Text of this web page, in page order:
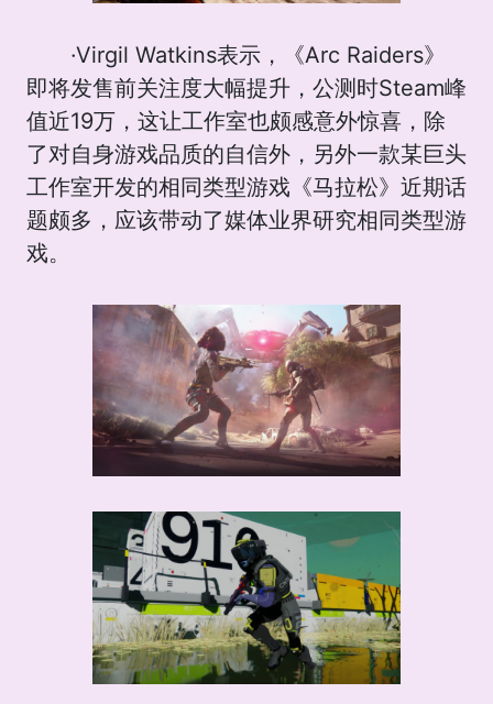
·Virgil Watkins表示，《Arc Raiders》
即将发售前关注度大幅提升，公测时Steam峰
值近19万，这让工作室也颇感意外惊喜，除
了对自身游戏品质的自信外，另外一款某巨头
工作室开发的相同类型游戏《马拉松》近期话
题颇多，应该带动了媒体业界研究相同类型游
戏。